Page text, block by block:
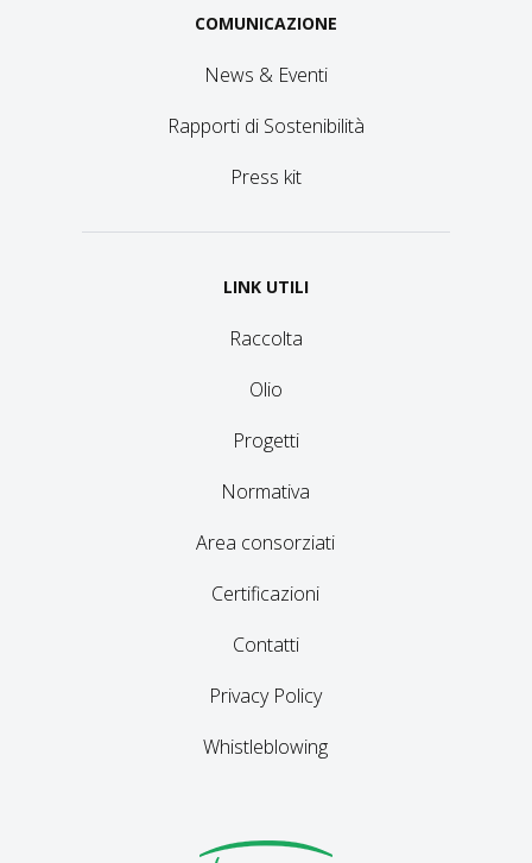
COMUNICAZIONE
News & Eventi
Rapporti di Sostenibilità
Press kit
LINK UTILI
Raccolta
Olio
Progetti
Normativa
Area consorziati
Certificazioni
Contatti
Privacy Policy
Whistleblowing